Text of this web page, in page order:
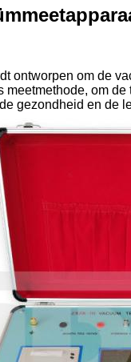
ontworpen om de
om
gezondheid en de